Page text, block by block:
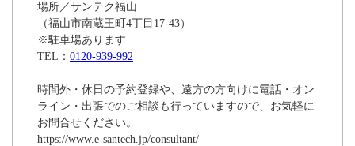
場所／サンテク福山
（福山市南蔵王町4丁目17-43）
※駐車場あります
TEL： 0120-939-992
時間外・休日の予約登録や、遠方の方向けに電話・オン
ライン・出張でのご相談も行っていますので、お気軽に
お問合せください。
https://www.e-santech.jp/consultant/